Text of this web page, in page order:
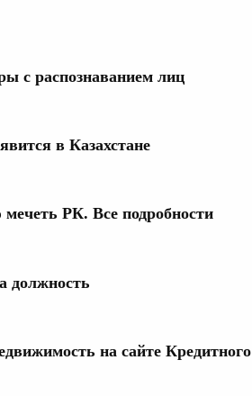
с распознаванием лиц
в Казахстане
РК. Все подробности
должность
на сайте Кредитного